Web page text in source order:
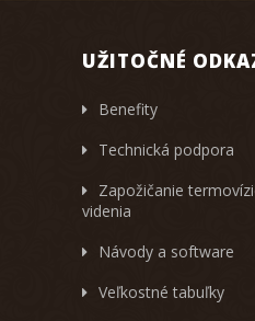
UŽITOČNÉ
Benefity
Technická podpora
Zapožičanie
videnia
Návody a software
Veľkostné tabuľky